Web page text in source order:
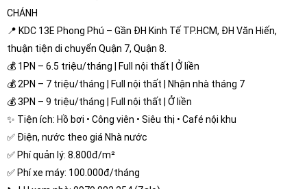
CHÁNH
📍 KDC 13E Phong Phú – Gần ĐH Kinh Tế TP.HCM, ĐH Văn Hiến,
thuận tiện di chuyển Quận 7, Quận 8.
💰 1PN – 6.5 triệu/tháng | Full nội thất | Ở liền
💰 2PN – 7 triệu/tháng | Full nội thất | Nhận nhà tháng 7
💰 3PN – 9 triệu/tháng | Full nội thất | Ở liền
✨ Tiện ích: Hồ bơi • Công viên • Siêu thị • Café nội khu
✅ Điện, nước theo giá Nhà nước
✅ Phí quản lý: 8.800đ/m²
✅ Phí xe máy: 100.000đ/tháng